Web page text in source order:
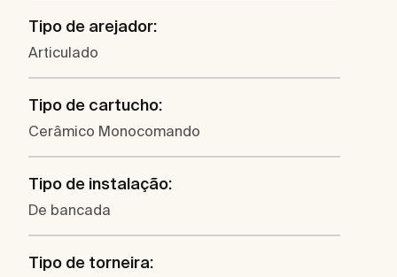
Tipo de arejador:
Articulado
Tipo de cartucho:
Cerâmico Monocomando
Tipo de instalação:
De bancada
Tipo de torneira: